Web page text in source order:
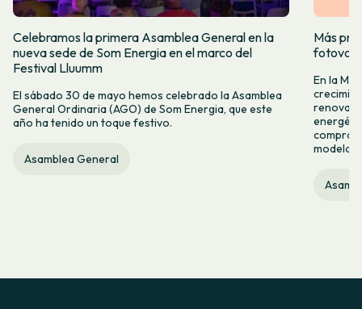
Celebramos la primera Asamblea General en la
nueva sede de Som Energia en el marco del
Festival Lluumm
El sábado 30 de mayo hemos celebrado la Asamblea
General Ordinaria (AGO) de Som Energia, que este
año ha tenido un toque festivo.
Asamblea General
Más
En la
modelo